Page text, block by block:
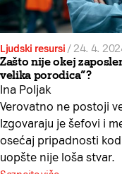
Ljudski resursi /24. 4.
Zašto nije okej
velika porodica”?
Ina Poljak
Verovatno ne postoji
Izgovaraju je šefovi i
osećaj pripadnosti
uopšte nije loša stvar.